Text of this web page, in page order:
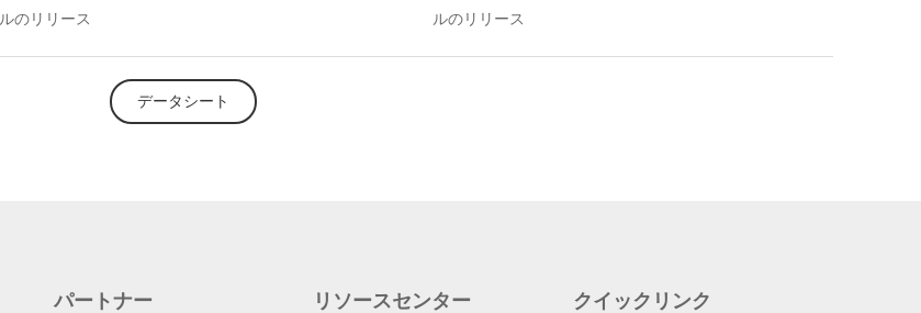
ルのリリース
ルのリリース
データシート
パートナー リソースセンター クイックリンク